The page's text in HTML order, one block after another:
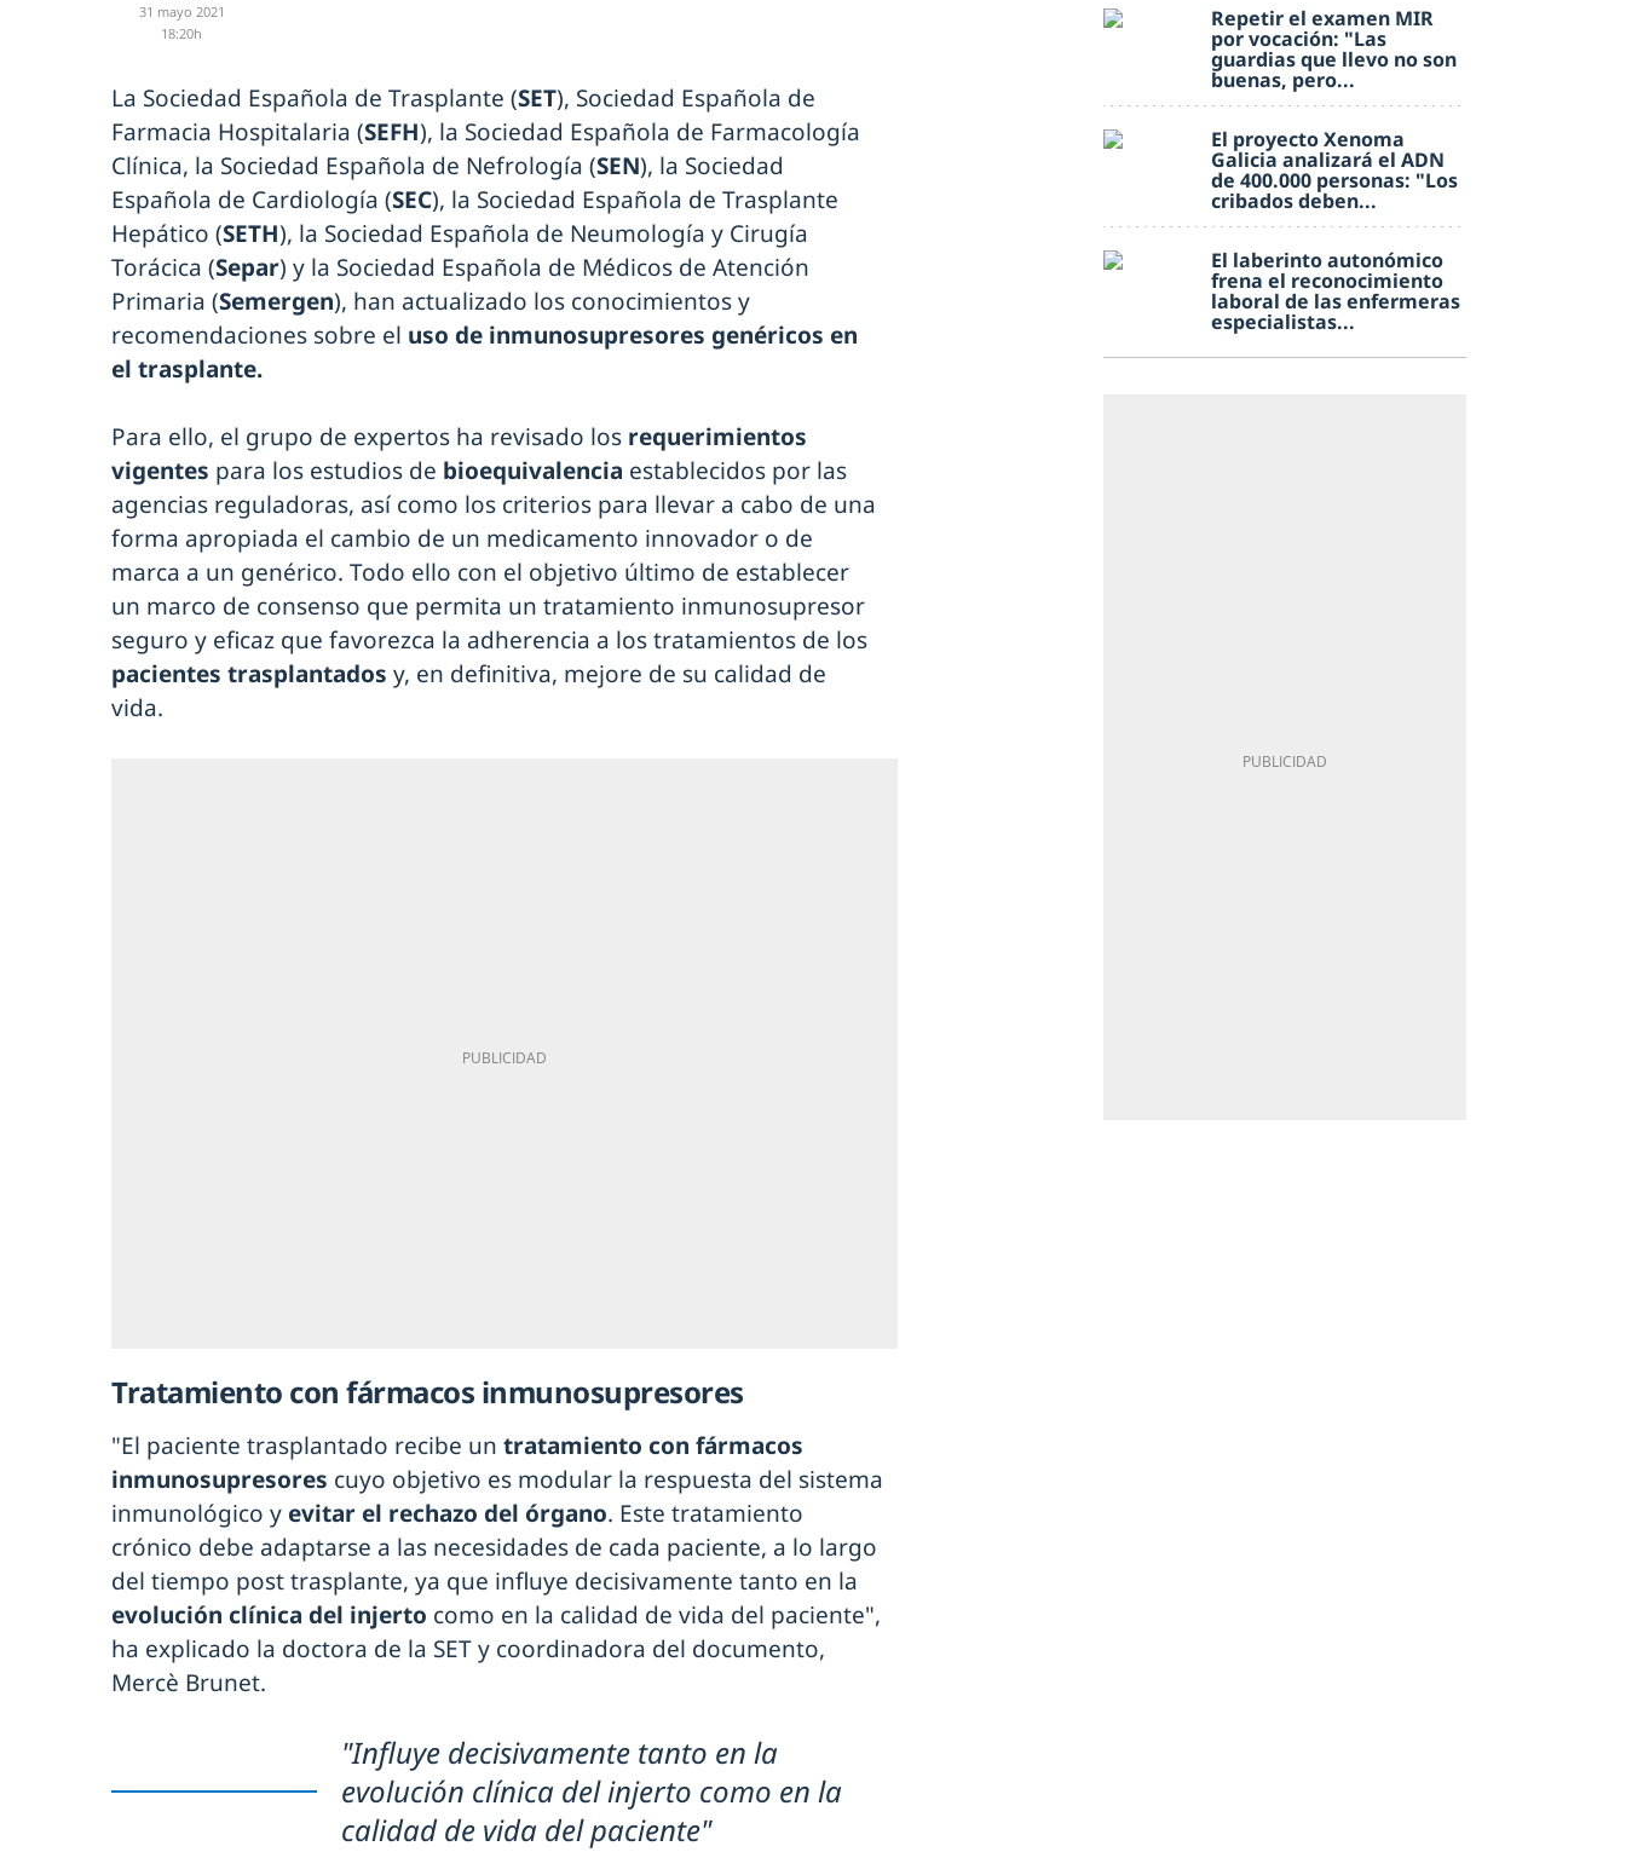
31 mayo 2021
18:20h
La Sociedad Española de Trasplante (SET), Sociedad Española de
Farmacia Hospitalaria (SEFH), la Sociedad Española de Farmacología
Clínica, la Sociedad Española de Nefrología (SEN), la Sociedad
Española de Cardiología (SEC), la Sociedad Española de Trasplante
Hepático (SETH), la Sociedad Española de Neumología y Cirugía
Torácica (Separ) y la Sociedad Española de Médicos de Atención
Primaria (Semergen), han actualizado los conocimientos y
recomendaciones sobre el uso de inmunosupresores genéricos en
el trasplante.
Para ello, el grupo de expertos ha revisado los requerimientos
vigentes para los estudios de bioequivalencia establecidos por las
agencias reguladoras, así como los criterios para llevar a cabo de una
forma apropiada el cambio de un medicamento innovador o de
marca a un genérico. Todo ello con el objetivo último de establecer
un marco de consenso que permita un tratamiento inmunosupresor
seguro y eficaz que favorezca la adherencia a los tratamientos de los
pacientes trasplantados y, en definitiva, mejore de su calidad de
vida.
Tratamiento con fármacos inmunosupresores
"El paciente trasplantado recibe un tratamiento con fármacos
inmunosupresores cuyo objetivo es modular la respuesta del sistema
inmunológico y evitar el rechazo del órgano. Este tratamiento
crónico debe adaptarse a las necesidades de cada paciente, a lo largo
del tiempo post trasplante, ya que influye decisivamente tanto en la
evolución clínica del injerto como en la calidad de vida del paciente",
ha explicado la doctora de la SET y coordinadora del documento,
Mercè Brunet.
"Influye decisivamente tanto en la
evolución clínica del injerto como en la
calidad de vida del paciente"
Repetir el examen MIR
por vocación: "Las
guardias que llevo no son
buenas, pero...
El proyecto Xenoma
Galicia analizará el ADN
de 400.000 personas: "Los
cribados deben...
El laberinto autonómico
frena el reconocimiento
laboral de las enfermeras
especialistas...